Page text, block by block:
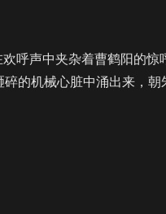
声中夹杂着曹鹤阳的惊
机械心脏中涌出来，朝